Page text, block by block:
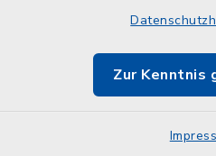
Zur Kenntnis